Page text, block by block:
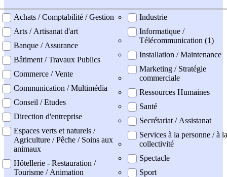
professionel
Achats / Comptabilité / Gestion
Arts / Artisanat d'art
Banque / Assurance
Bâtiment / Travaux Publics
Commerce / Vente
Communication / Multimédia
Conseil / Etudes
Direction d'entreprise
Espaces verts et naturels /
Agriculture / Pêche / Soins aux
animaux
Hôtellerie - Restauration /
Tourisme / Animation
Industrie
Informatique /
Télécommunication (1)
Installation / Maintenance
Marketing / Stratégie
commerciale
Ressources Humaines
Santé
Secrétariat / Assistanat
Services à la personne / à la
collectivité
Spectacle
Sport